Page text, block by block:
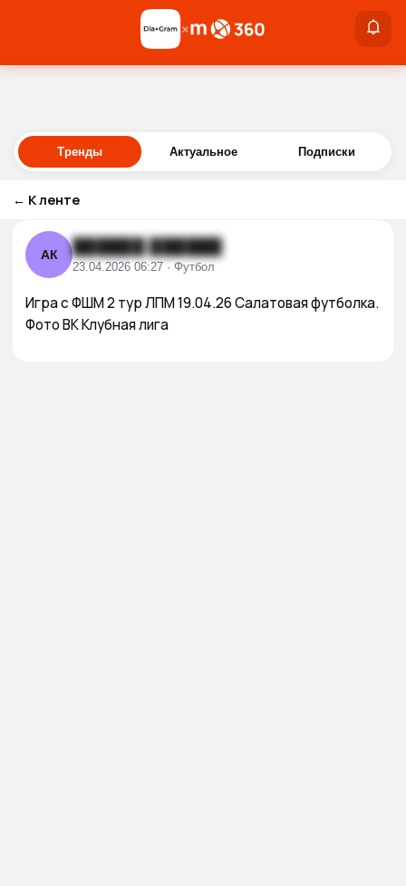
Войти
×
Тренды Актуальное Подписки
← К ленте
АК ██████ ██████
23.04.2026 06:27 · Футбол
Игра с ФШМ 2 тур ЛПМ 19.04.26 Салатовая футболка.
Фото ВК Клубная лига